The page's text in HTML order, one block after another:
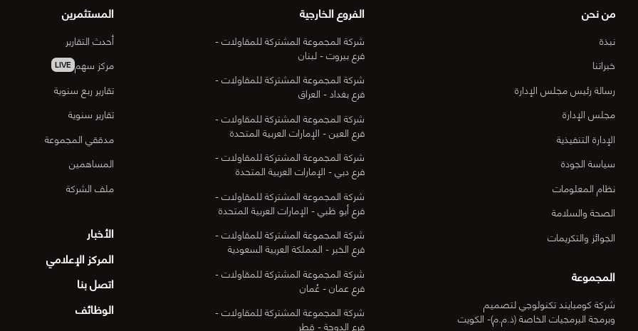
من نحن
نبذة
خبراتنا
رسالة رئيس مجلس الإدارة
مجلس الإدارة
الإدارة التنفيذية
سياسة الجودة
نظام المعلومات
الصحة والسلامة
الجوائز والتكريمات
المجموعة
شركة كومبايند تكنولوجي لتصميم
وبرمجة البرمجيات الخاصة (ذ.م.م)- الكويت
الفروع الخارجية
شركة المجموعة المشتركة للمقاولات -
فرع بيروت - لبنان
شركة المجموعة المشتركة للمقاولات -
فرع بغداد - العراق
شركة المجموعة المشتركة للمقاولات -
فرع العين - الإمارات العربية المتحدة
شركة المجموعة المشتركة للمقاولات -
فرع دبي - الإمارات العربية المتحدة
شركة المجموعة المشتركة للمقاولات -
فرع أبو ظبي - الإمارات العربية المتحدة
شركة المجموعة المشتركة للمقاولات -
فرع الخبر - المملكة العربية السعودية
شركة المجموعة المشتركة للمقاولات -
فرع عمان - عُمان
شركة المجموعة المشتركة للمقاولات -
فرع الدوحة - قطر
المستثمرين
أحدث التقارير
مركز سهم LIVE
تقارير ربع سنوية
تقارير سنوية
مدققي المجموعة
المساهمين
ملف الشركة
الأخبار
المركز الإعلامي
اتصل بنا
الوظائف